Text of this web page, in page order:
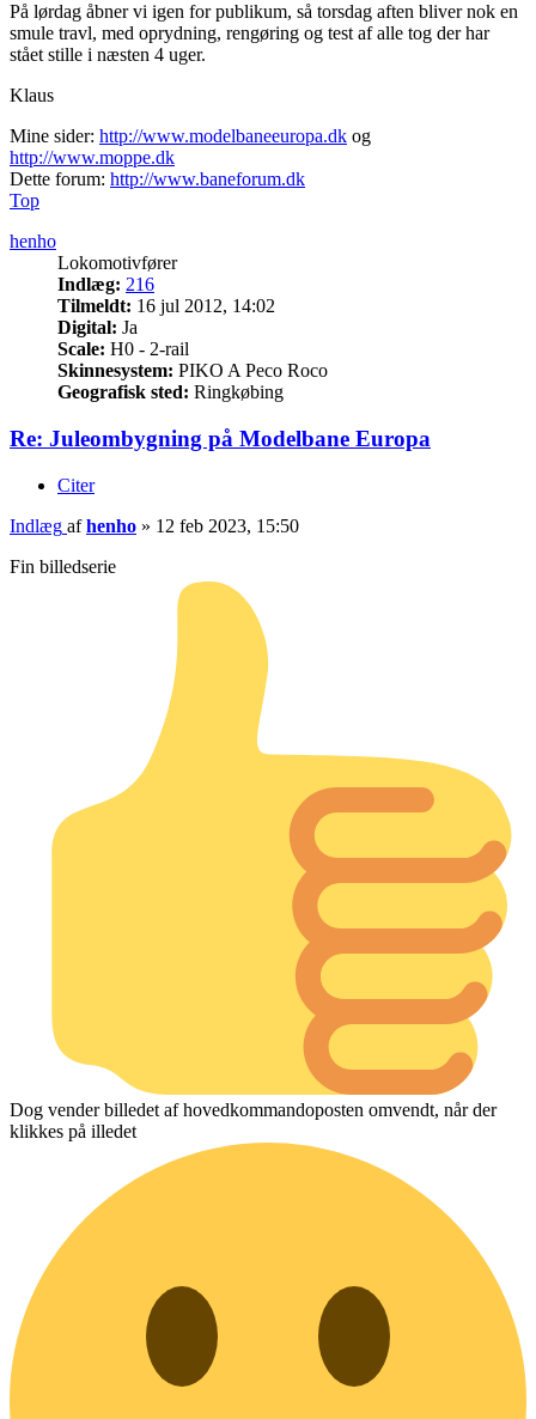
På lørdag åbner vi igen for publikum, så torsdag aften bliver nok en
smule travl, med oprydning, rengøring og test af alle tog der har
stået stille i næsten 4 uger.
Klaus
Mine sider: http://www.modelbaneeuropa.dk og
http://www.moppe.dk
Dette forum: http://www.baneforum.dk
Top
henho
Lokomotivfører
Indlæg: 216
Tilmeldt: 16 jul 2012, 14:02
Digital: Ja
Scale: H0 - 2-rail
Skinnesystem: PIKO A Peco Roco
Geografisk sted: Ringkøbing
Re: Juleombygning på Modelbane Europa
Citer
Indlæg afhenho » 12 feb 2023, 15:50
Fin billedserie
Dog vender billedet af hovedkommandoposten omvendt, når der
klikkes på illedet